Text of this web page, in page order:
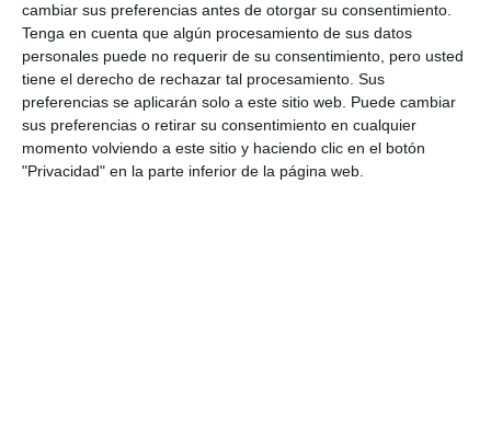
cambiar sus preferencias antes de otorgar su consentimiento.
Tenga en cuenta que algún procesamiento de sus datos
personales puede no requerir de su consentimiento, pero usted
tiene el derecho de rechazar tal procesamiento. Sus
preferencias se aplicarán solo a este sitio web. Puede cambiar
sus preferencias o retirar su consentimiento en cualquier
momento volviendo a este sitio y haciendo clic en el botón
"Privacidad" en la parte inferior de la página web.